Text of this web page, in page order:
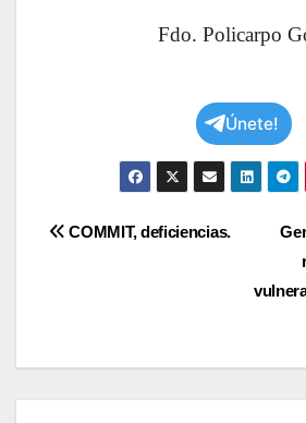
Fdo. Policarpo
Únete!
Navegación
COMMIT, deficiencias.